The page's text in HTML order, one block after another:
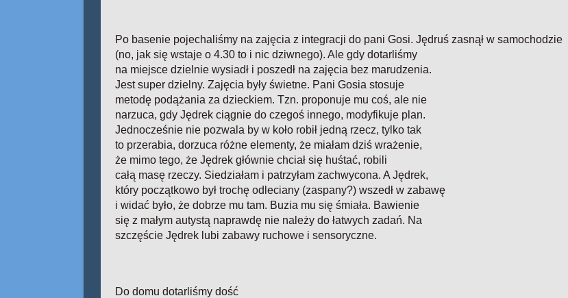
Po basenie pojechaliśmy na zajęcia z integracji do pani Gosi. Jędruś zasnął w samochodzie
(no, jak się wstaje o 4.30 to i nic dziwnego). Ale gdy dotarliśmy
na miejsce dzielnie wysiadł i poszedł na zajęcia bez marudzenia.
Jest super dzielny. Zajęcia były świetne. Pani Gosia stosuje
metodę podążania za dzieckiem. Tzn. proponuje mu coś, ale nie
narzuca, gdy Jędrek ciągnie do czegoś innego, modyfikuje plan.
Jednocześnie nie pozwala by w koło robił jedną rzecz, tylko tak
to przerabia, dorzuca różne elementy, że miałam dziś wrażenie,
że mimo tego, że Jędrek głównie chciał się huśtać, robili
całą masę rzeczy. Siedziałam i patrzyłam zachwycona. A Jędrek,
który początkowo był trochę odleciany (zaspany?) wszedł w zabawę
i widać było, że dobrze mu tam. Buzia mu się śmiała. Bawienie
się z małym autystą naprawdę nie należy do łatwych zadań. Na
szczęście Jędrek lubi zabawy ruchowe i sensoryczne.
Do domu dotarliśmy dość